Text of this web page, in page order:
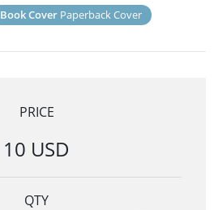
Book Cover Paperback Cover
PRICE
10 USD
QTY